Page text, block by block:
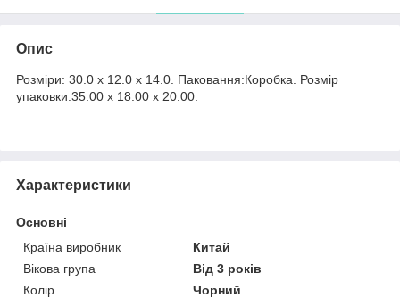
Опис
Розміри: 30.0 x 12.0 x 14.0. Паковання:Коробка. Розмір
упаковки:35.00 x 18.00 x 20.00.
Характеристики
Основні
Країна виробник
Китай
Вікова група
Від 3 років
Колір
Чорний